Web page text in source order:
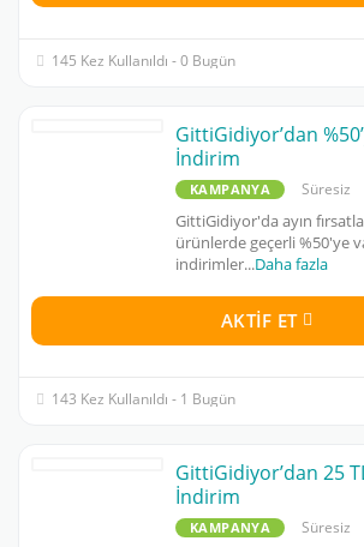
145 Kez Kullanıldı - 0 Bugün
GittiGidiyor’dan
İndirim
KAMPANYA Süresiz
GittiGidiyor'da ayın
ürünlerde geçerli %50'ye
indirimler...Daha fazla
AKTIF ET
143 Kez Kullanıldı - 1 Bugün
GittiGidiyor’dan 25
İndirim
KAMPANYA Süresiz